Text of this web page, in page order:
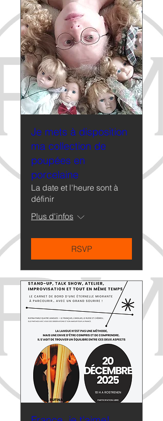
Je mets à disposition
ma collection de
poupées en
porcelaine
La date et l'heure sont à
définir
Plus d'infos
RSVP